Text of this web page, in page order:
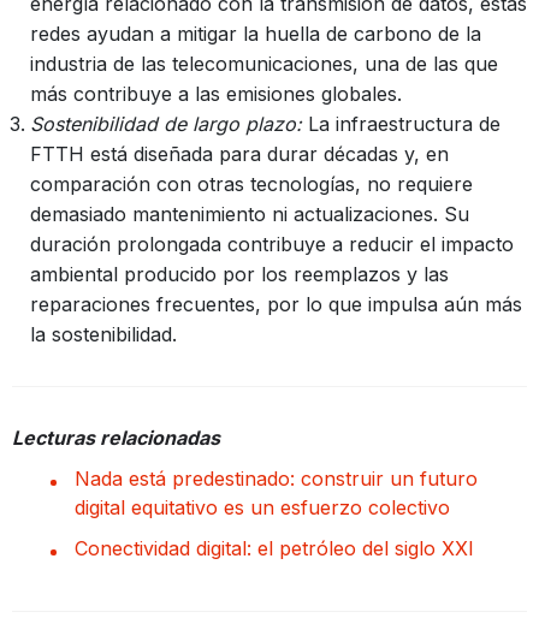
redes ayudan a mitigar la huella de carbono de la
industria de las telecomunicaciones, una de las que
más contribuye a las emisiones globales.
Sostenibilidad de largo plazo:La infraestructura de
FTTH está diseñada para durar décadas y, en
comparación con otras tecnologías, no requiere
demasiado mantenimiento ni actualizaciones. Su
duración prolongada contribuye a reducir el impacto
ambiental producido por los reemplazos y las
reparaciones frecuentes, por lo que impulsa aún más
la sostenibilidad.
Lecturas relacionadas
Nada está predestinado: construir un futuro
digital equitativo es un esfuerzo colectivo
Conectividad digital: el petróleo del siglo XXI